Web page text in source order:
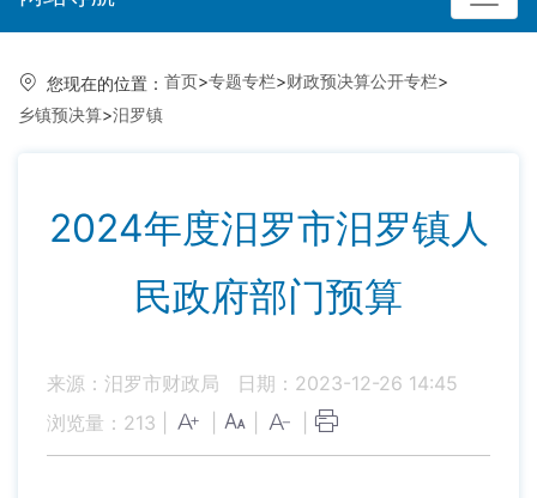
您现在的位置： 首页>专题专栏>财政预决算公开专栏>
乡镇预决算>汨罗镇
2024年度汨罗市汨罗镇人
民政府部门预算
来源：汨罗市财政局
日期：2023-12-26 14:45
浏览量： 213